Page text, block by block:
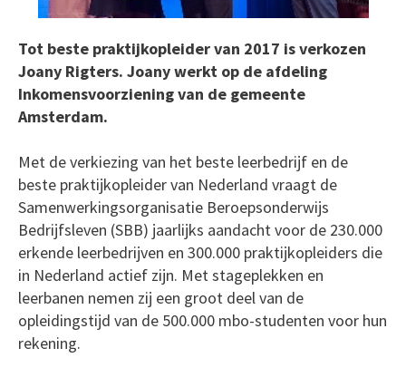
Tot beste praktijkopleider van 2017 is verkozen
Joany Rigters. Joany werkt op de afdeling
Inkomensvoorziening van de gemeente
Amsterdam.
Met de verkiezing van het beste leerbedrijf en de
beste praktijkopleider van Nederland vraagt de
Samenwerkingsorganisatie Beroepsonderwijs
Bedrijfsleven (SBB) jaarlijks aandacht voor de 230.000
erkende leerbedrijven en 300.000 praktijkopleiders die
in Nederland actief zijn. Met stageplekken en
leerbanen nemen zij een groot deel van de
opleidingstijd van de 500.000 mbo-studenten voor hun
rekening.